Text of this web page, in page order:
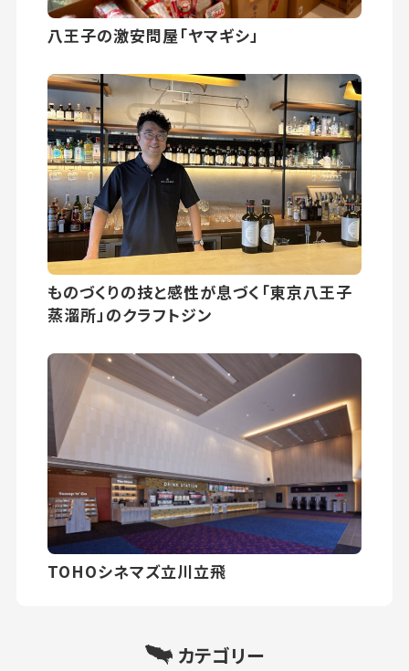
八王子の激安問屋「ヤマギシ」
ものづくりの技と感性が息づく「東京八王子
蒸溜所」のクラフトジン
TOHOシネマズ立川立飛
カテゴリー